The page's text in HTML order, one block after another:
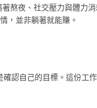
熬夜、社交壓力與體力
，並非躺著就能賺。
認自己的目標。這份工